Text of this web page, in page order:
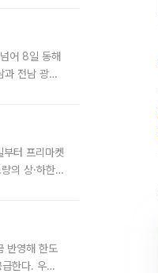
어 8일 동해
과 전남 광양
터 프리마켓
의 상·하한
반영해 한도
한다. 우리